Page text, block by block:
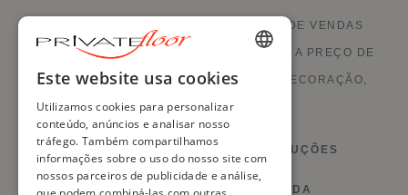
A PRIVATEFLOOR É O PRIMEIRO SITE DE VENDAS
DIRECTAS DE FÁBRICA E COM OFERTAS A PREÇO DE
CUSTO. MOBILIÁRIO ESTILO, SOFÁS, DECORAÇÃO,
CANDEEIROS E LAREIRAS.
DIREITO DE RESCISÃO E DEVOLUÇÕES
CONDIÇÕES GERAIS DE VENDA
ENGLISH
FRENCH
GERMAN
Este website usa cookies
Utilizamos cookies para personalizar
conteúdo, anúncios e analisar nosso
tráfego. Também compartilhamos
informações sobre o uso do nosso site com
nossos parceiros de publicidade e análise,